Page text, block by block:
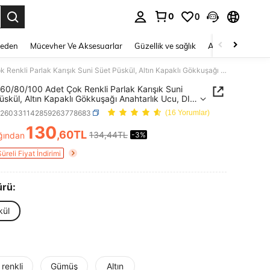
0 0
Mücevher Ve Aksesuarlar Güzellik ve sağlık Ayakkabı
10/30/60/80/100 Adet Çok Renkli Parlak Karışık Suni Süet Püskül, Altın Kapaklı Gökkuşağı Anahtarlık Ucu, DIY Takı, El Sanatları ve Telefon Askısı İçin Takı Yapım Aksesuarları
80/100 Adet Çok Renkli Parlak Karışık Suni
Altın Kapaklı Gökkuşağı Anahtarlık Ucu, DIY
Sanatları ve Telefon Askısı İçin Takı Yapım(16 Yorumlar)
AND AVAILABILITY
130,60TL 134,44TL -3%
Süreli Fiyat İndirimi
Gümüş Altın